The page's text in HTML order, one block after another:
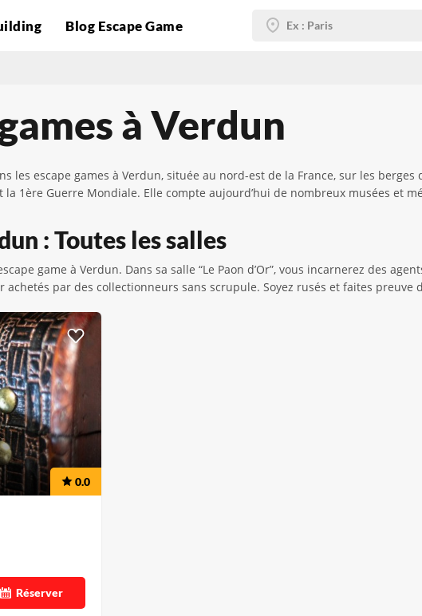
Blog Escape Game
à Verdun
les escape games à Verdun, située au nord-est de la France, sur les
la 1ère Guerre Mondiale. Elle compte aujourd’hui de nombreux musées et
: Toutes les salles
game à Verdun. Dans sa salle “Le Paon d’Or”, vous incarnerez des
par des collectionneurs sans scrupule. Soyez rusés et faites preuve
0.0
Réserver